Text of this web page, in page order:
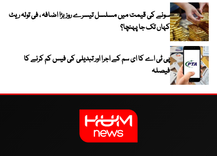
سونے کی قیمت میں مسلسل تیسرے روز بڑا اضافہ ، فی تولہ ریٹ
کہاں تک جا پہنچا؟
پی ٹی اے کا ای سم کے اجرا اور تبدیلی کی فیس کم کرنے کا
فیصلہ